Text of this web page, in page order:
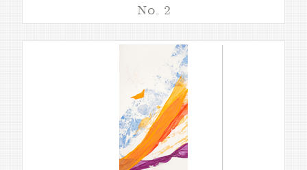
No. 2